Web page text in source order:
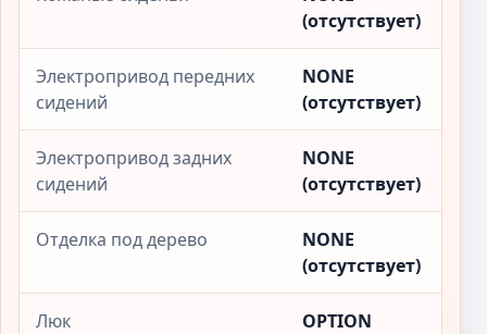
(отсутствует)
Электропривод передних
сидений
NONE
(отсутствует)
Электропривод задних
сидений
NONE
(отсутствует)
Отделка под дерево
NONE
(отсутствует)
Люк
OPTION